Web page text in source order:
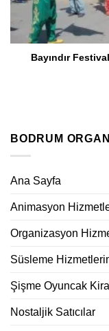
Bayındır
BODRUM
Ana Sayfa
Animasyon
Organizasyon
Süsleme
Şişme Oyuncak
Nostaljik Satıcılar